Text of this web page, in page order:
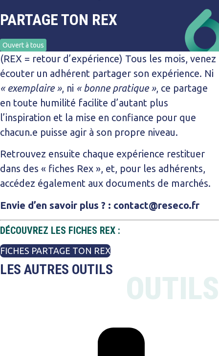
PARTAGE TON REX
Ouvert à tous
(REX = retour d’expérience) Tous les mois, venez
écouter un adhérent partager son expérience. Ni
« exemplaire », ni « bonne pratique », ce partage
en toute humilité facilite d’autant plus
l’inspiration et la mise en confiance pour que
chacun.e puisse agir à son propre niveau.
Retrouvez ensuite chaque expérience restituer
dans des « fiches Rex », et, pour les adhérents,
accédez également aux documents de marchés.
Envie d’en savoir plus ? : contact@reseco.fr
DÉCOUVREZ LES FICHES REX :
FICHES PARTAGE TON REX
LES AUTRES OUTILS
OUTILS